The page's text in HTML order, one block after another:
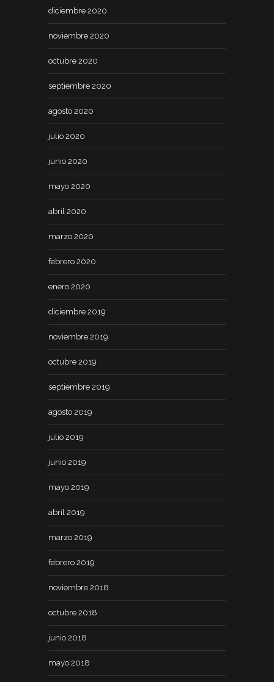
diciembre 2020
noviembre 2020
octubre 2020
septiembre 2020
agosto 2020
julio 2020
junio 2020
mayo 2020
abril 2020
marzo 2020
febrero 2020
enero 2020
diciembre 2019
noviembre 2019
octubre 2019
septiembre 2019
agosto 2019
julio 2019
junio 2019
mayo 2019
abril 2019
marzo 2019
febrero 2019
noviembre 2018
octubre 2018
junio 2018
mayo 2018